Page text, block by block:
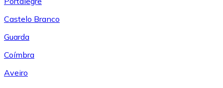
Castelo Branco
Guarda
Coímbra
Aveiro